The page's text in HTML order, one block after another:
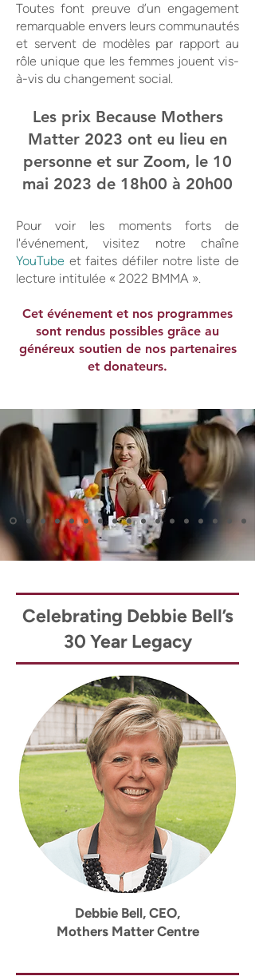
Toutes font preuve d’un engagement
remarquable envers leurs communautés
et servent de modèles par rapport au
rôle unique que les femmes jouent vis-
à-vis du changement social.
Les prix Because Mothers
Matter 2023 ont eu lieu en
personne et sur Zoom, le 10
mai 2023 de 18h00 à 20h00
Pour voir les moments forts de
l'événement, visitez notre chaîne
YouTube et faites défiler notre liste de
lecture intitulée « 2022 BMMA ».
Cet événement et nos programmes
sont rendus possibles grâce au
généreux soutien de nos partenaires
et donateurs.
Celebrating Debbie Bell’s
30 Year Legacy
Debbie Bell, CEO,
Mothers Matter Centre